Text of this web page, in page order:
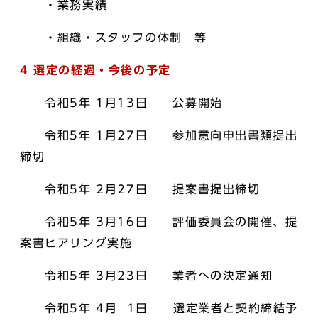
・業務実績
・組織・スタッフの体制 等
4 選定の経過・今後の予定
令和5年 1月13日 公募開始
令和5年 1月27日 参加意向申出書類提出
締切
令和5年 2月27日 提案書提出締切
令和5年 3月16日 評価委員会の開催、提
案書ヒアリング実施
令和5年 3月23日 業者への決定通知
令和5年 4月 1日 選定業者と契約締結予